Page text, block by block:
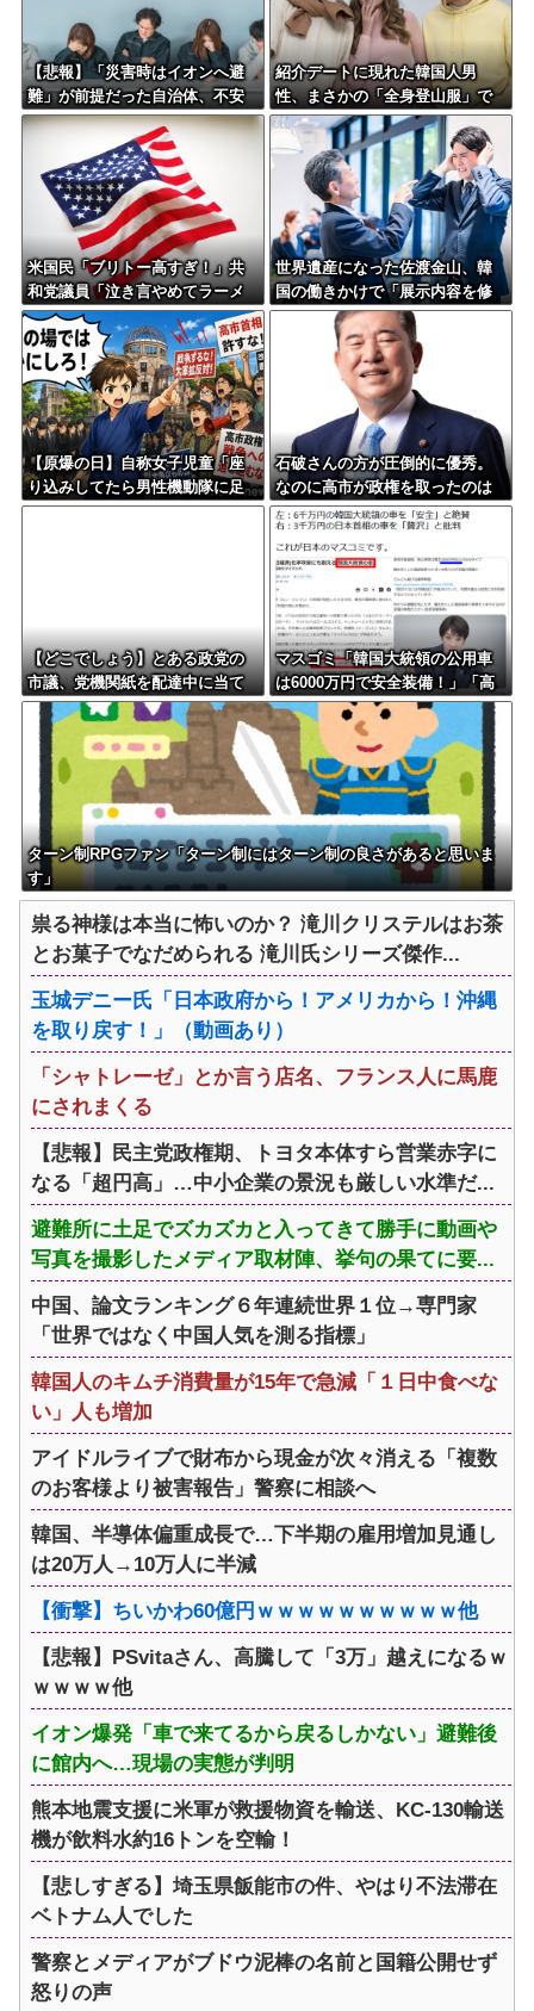
【悲報】「災害時はイオンへ避
難」が前提だった自治体、不安
の声が相次ぐ
紹介デートに現れた韓国人男
性、まさかの「全身登山服」で
女性困惑ｗｗｗｗｗ
米国民「ブリトー高すぎ！」共
和党議員「泣き言やめてラーメ
ン食え」→副大統領まで参戦ｗ
ｗｗ
世界遺産になった佐渡金山、韓
国の働きかけで「展示内容を修
正しろ」と要求される
【原爆の日】自称女子児童「座
り込みしてたら男性機動隊に足
を掴まれて強制排除された！」
石破さんの方が圧倒的に優秀。
なのに高市が政権を取ったのは
おかしい
【どこでしょう】とある政党の
市議、党機関紙を配達中に当て
逃げ 乗用車で民家のフェンス
に接触するも、手で押し戻し通
報せず次の配達先へ その後議
会出席
マスゴミ「韓国大統領の公用車
は6000万円で安全装備！」「高
市の公用車は3000万円で贅
沢！」
ターン制RPGファン「ターン制にはターン制の良さがあると思いま
す」
祟る神様は本当に怖いのか？ 滝川クリステルはお茶
とお菓子でなだめられる 滝川氏シリーズ傑作...
玉城デニー氏「日本政府から！アメリカから！沖縄
を取り戻す！」（動画あり）
「シャトレーゼ」とか言う店名、フランス人に馬鹿
にされまくる
【悲報】民主党政権期、トヨタ本体すら営業赤字に
なる「超円高」…中小企業の景況も厳しい水準だ...
避難所に土足でズカズカと入ってきて勝手に動画や
写真を撮影したメディア取材陣、挙句の果てに要...
中国、論文ランキング６年連続世界１位→専門家
「世界ではなく中国人気を測る指標」
韓国人のキムチ消費量が15年で急減「１日中食べな
い」人も増加
アイドルライブで財布から現金が次々消える「複数
のお客様より被害報告」警察に相談へ
韓国、半導体偏重成長で…下半期の雇用増加見通し
は20万人→10万人に半減
【衝撃】ちいかわ60億円ｗｗｗｗｗｗｗｗｗｗ他
【悲報】PSvitaさん、高騰して「3万」越えになるｗ
ｗｗｗｗ他
イオン爆発「車で来てるから戻るしかない」避難後
に館内へ…現場の実態が判明
熊本地震支援に米軍が救援物資を輸送、KC-130輸送
機が飲料水約16トンを空輸！
【悲しすぎる】埼玉県飯能市の件、やはり不法滞在
ベトナム人でした
警察とメディアがブドウ泥棒の名前と国籍公開せず
怒りの声